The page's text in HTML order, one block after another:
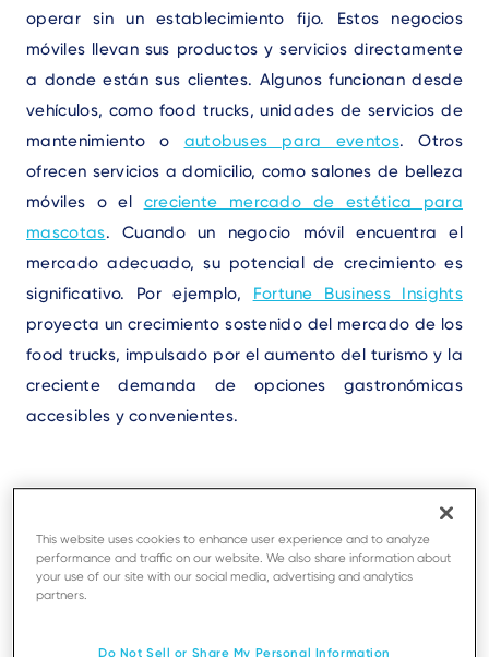
operar sin un establecimiento fijo. Estos negocios
móviles llevan sus productos y servicios directamente
a donde están sus clientes. Algunos funcionan desde
vehículos, como food trucks, unidades de servicios de
mantenimiento o autobuses para eventos. Otros
ofrecen servicios a domicilio, como salones de belleza
móviles o el creciente mercado de estética para
mascotas. Cuando un negocio móvil encuentra el
mercado adecuado, su potencial de crecimiento es
significativo. Por ejemplo, Fortune Business Insights
proyecta un crecimiento sostenido del mercado de los
food trucks, impulsado por el aumento del turismo y la
creciente demanda de opciones gastronómicas
accesibles y convenientes.
Cómo gestionar un negocio
móvil
variedad de giros, todos comparten una misma
This website uses cookies to enhance user experience and to analyze
performance and traffic on our website. We also share information about
your use of our site with our social media, advertising and analytics
partners.
Do Not Sell or Share My Personal Information